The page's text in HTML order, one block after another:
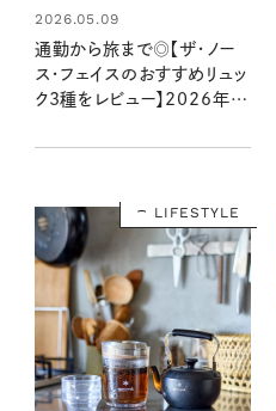
2026.05.09
通勤から旅まで◎【ザ・ノー
ス・フェイスのおすすめリュッ
ク3種をレビュー】2026年注
⼒・使い⼼地をチェック
LIFESTYLE